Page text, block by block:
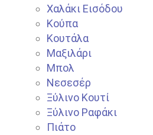
Χαλάκι Εισόδου
Κούπα
Κουτάλα
Μαξιλάρι
Μπολ
Νεσεσέρ
Ξύλινο Κουτί
Ξύλινο Ραφάκι
Πιάτο